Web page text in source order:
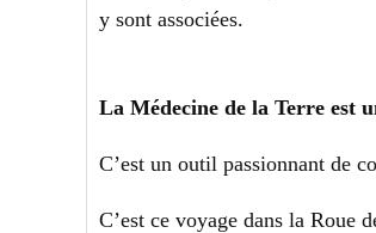
y sont associées.
La Médecine de la Terre est
C’est un outil passionnant de
C’est ce voyage dans la Roue